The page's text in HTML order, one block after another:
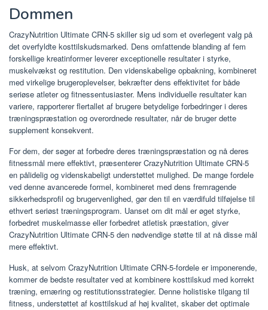
Dommen
CrazyNutrition Ultimate CRN-5 skiller sig ud som et overlegent valg på
det overfyldte kosttilskudsmarked. Dens omfattende blanding af fem
forskellige kreatinformer leverer exceptionelle resultater i styrke,
muskelvækst og restitution. Den videnskabelige opbakning, kombineret
med virkelige brugeroplevelser, bekræfter dens effektivitet for både
seriøse atleter og fitnessentusiaster. Mens individuelle resultater kan
variere, rapporterer flertallet af brugere betydelige forbedringer i deres
træningspræstation og overordnede resultater, når de bruger dette
supplement konsekvent.
For dem, der søger at forbedre deres træningspræstation og nå deres
fitnessmål mere effektivt, præsenterer CrazyNutrition Ultimate CRN-5
en pålidelig og videnskabeligt understøttet mulighed. De mange fordele
ved denne avancerede formel, kombineret med dens fremragende
sikkerhedsprofil og brugervenlighed, gør den til en værdifuld tilføjelse til
ethvert seriøst træningsprogram. Uanset om dit mål er øget styrke,
forbedret muskelmasse eller forbedret atletisk præstation, giver
CrazyNutrition Ultimate CRN-5 den nødvendige støtte til at nå disse mål
mere effektivt.
Husk, at selvom CrazyNutrition Ultimate CRN-5-fordele er imponerende,
kommer de bedste resultater ved at kombinere kosttilskud med korrekt
træning, ernæring og restitutionsstrategier. Denne holistiske tilgang til
fitness, understøttet af kosttilskud af høj kvalitet, skaber det optimale